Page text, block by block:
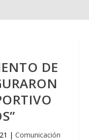
DE
| Comunicación